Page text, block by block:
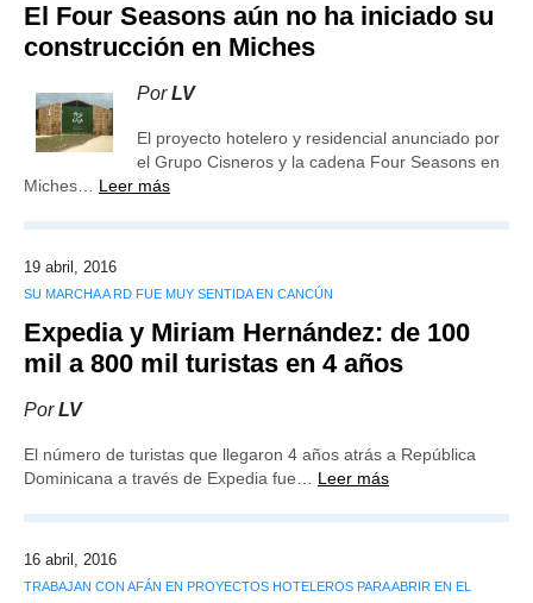
El Four Seasons aún no ha iniciado su
construcción en Miches
PorLV
El proyecto hotelero y residencial anunciado por
el Grupo Cisneros y la cadena Four Seasons en
Miches… Leer más
19 abril, 2016
SU MARCHA A RD FUE MUY SENTIDA EN CANCÚN
Expedia y Miriam Hernández: de 100
mil a 800 mil turistas en 4 años
PorLV
El número de turistas que llegaron 4 años atrás a República
Dominicana a través de Expedia fue… Leer más
16 abril, 2016
TRABAJAN CON AFÁN EN PROYECTOS HOTELEROS PARA ABRIR EN EL